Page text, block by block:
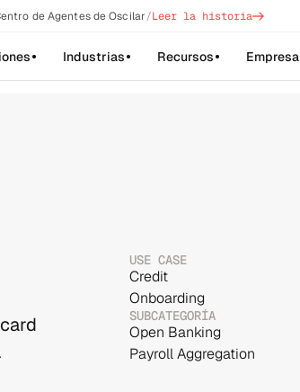
de Agentes de Oscilar/Leer la historia->
Industrias Recursos Empresa
USE CASE
Credit
Onboarding
SUBCATEGORÍA
Open Banking
Payroll Aggregation